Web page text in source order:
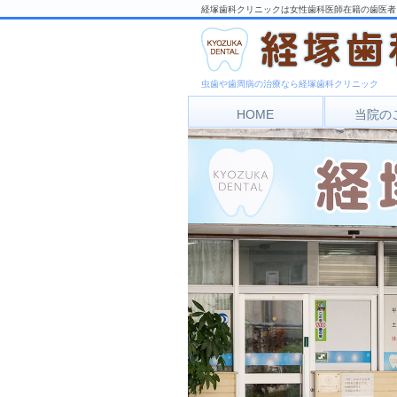
経塚歯科クリニックは女性歯科医師在籍の歯医者
虫歯や歯周病の治療なら経塚歯科クリニック
HOME 当院の
アク
診療